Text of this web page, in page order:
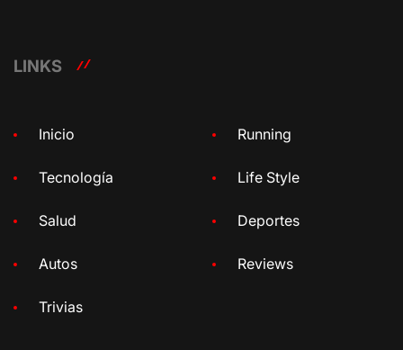
LINKS
Inicio Running
Tecnología Life Style
Salud Deportes
Autos Reviews
Trivias